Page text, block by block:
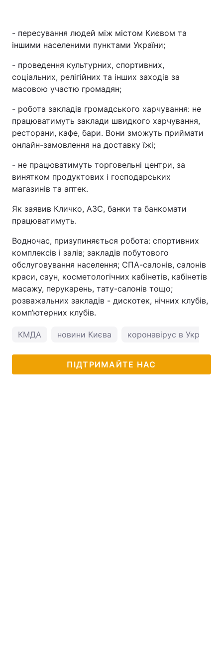
- пересування людей між містом Києвом та
іншими населеними пунктами України;
- проведення культурних, спортивних,
соціальних, релігійних та інших заходів за
масовою участю громадян;
- робота закладів громадського харчування: не
працюватимуть заклади швидкого харчування,
ресторани, кафе, бари. Вони зможуть приймати
онлайн-замовлення на доставку їжі;
- не працюватимуть торговельні центри, за
винятком продуктових і господарських
магазинів та аптек.
Як заявив Кличко, АЗС, банки та банкомати
працюватимуть.
Водночас, призупиняється робота: спортивних
комплексів і залів; закладів побутового
обслуговування населення; СПА-салонів, салонів
краси, саун, косметологічних кабінетів, кабінетів
масажу, перукарень, тату-салонів тощо;
розважальних закладів - дискотек, нічних клубів,
комп’ютерних клубів.
КМДА новини Києва коронавірус в Україні
ПІДТРИМАЙТЕ НАС